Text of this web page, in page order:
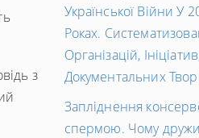
з
Української Війни У
Роках.
Організацій,
Документальних
Запліднення
спермою. Чому